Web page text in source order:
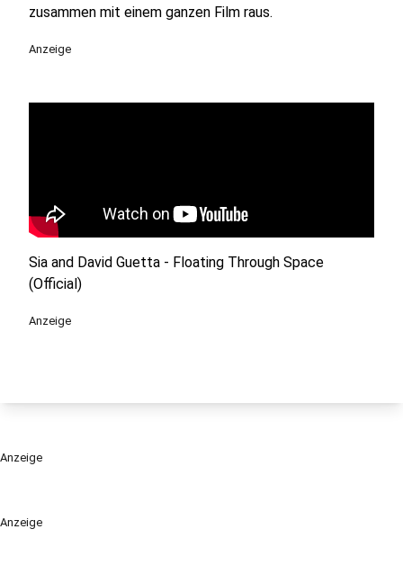
Anzeige
zusammen mit einem ganzen Film raus.
Anzeige
Sia and David Guetta - Floating Through Space
(Official)
Anzeige
Anzeige